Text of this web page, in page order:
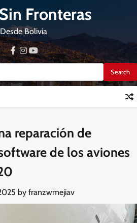
Fronteras
Desde Bolivia
facebook
instagram
youtube
reparación de
de los aviones
by franzwmejiav